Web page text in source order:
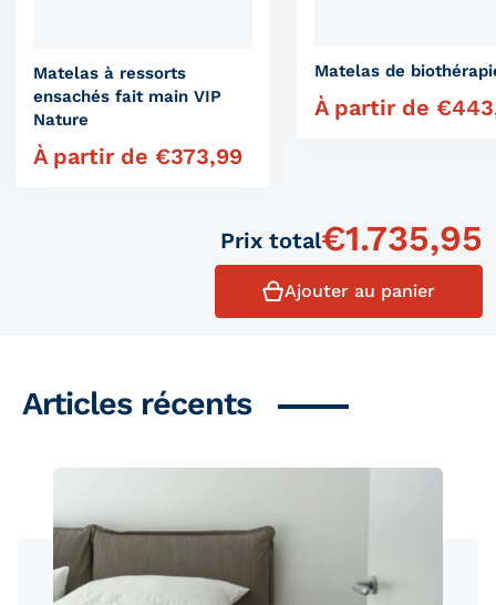
Matelas à ressorts
ensachés fait main VIP
Nature
Prix régulier
À partir de €373,99
Matelas de
Prix régulier
À partir de €
Prix ​​total€1.735,95
Ajouter au panier
Produits similaires
Articles récents